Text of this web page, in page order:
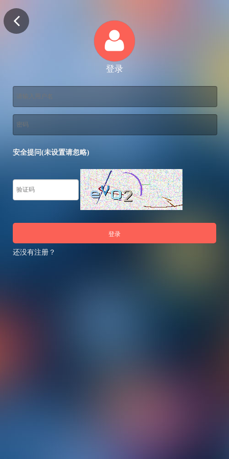
登录
安全提问(未设置请忽略)
登录
还没有注册？